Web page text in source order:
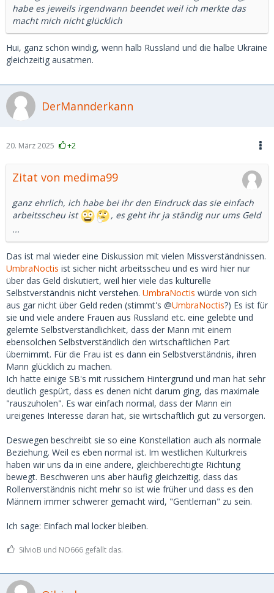
habe es jeweils irgendwann beendet weil ich merkte das
macht mich nicht glücklich
Hui, ganz schön windig, wenn halb Russland und die halbe Ukraine
gleichzeitig ausatmen.
DerMannderkann
20. März 2025 +2
Zitat von medima99
ganz ehrlich, ich habe bei ihr den Eindruck das sie einfach
arbeitsscheu ist
, es geht ihr ja ständig nur ums Geld
...
Das ist mal wieder eine Diskussion mit vielen Missverständnissen.
UmbraNoctis ist sicher nicht arbeitsscheu und es wird hier nur
über das Geld diskutiert, weil hier viele das kulturelle
Selbstverständnis nicht verstehen. UmbraNoctis würde von sich
aus gar nicht über Geld reden (stimmt's @UmbraNoctis?) Es ist für
sie und viele andere Frauen aus Russland etc. eine gelebte und
gelernte Selbstverständlichkeit, dass der Mann mit einem
ebensolchen Selbstverständlich den wirtschaftlichen Part
übernimmt. Für die Frau ist es dann ein Selbstverständnis, ihren
Mann glücklich zu machen.
Ich hatte einige SB's mit russichem Hintergrund und man hat sehr
deutlich gespürt, dass es denen nicht darum ging, das maximale
"rauszuholen". Es war einfach normal, dass der Mann ein
ureigenes Interesse daran hat, sie wirtschaftlich gut zu versorgen.
Deswegen beschreibt sie so eine Konstellation auch als normale
Beziehung. Weil es eben normal ist. Im westlichen Kulturkreis
haben wir uns da in eine andere, gleichberechtigte Richtung
bewegt. Beschweren uns aber häufig gleichzeitig, dass das
Rollenverständnis nicht mehr so ist wie früher und dass es den
Männern immer schwerer gemacht wird, "Gentleman" zu sein.
Ich sage: Einfach mal locker bleiben.
SilvioB und NO666 gefällt das.